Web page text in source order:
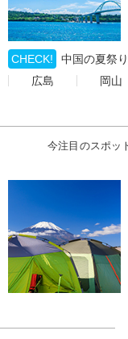
CHECK!
中国の夏祭
広島
岡山
今注目のスポッ